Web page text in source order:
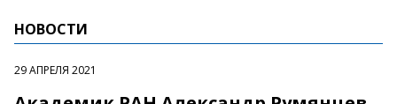
НОВОСТИ
29 АПРЕЛЯ 2021